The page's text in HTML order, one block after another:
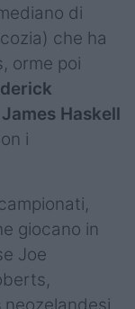
di
che ha
orme poi
James Haskell
i
giocano in
Joe